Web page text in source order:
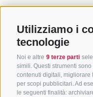
Utilizziamo i
tecnologie
Noi e altre 9 terze parti
simili. Questi strumenti
contenuti digitali, migliorare
per scopi pubblicitari. Ad
le seguenti finalità: